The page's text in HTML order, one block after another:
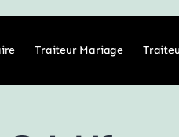
Traiteur Mariage